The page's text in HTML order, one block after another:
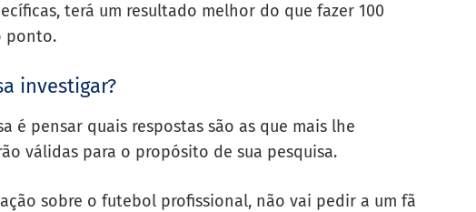
terá um resultado melhor do que fazer 100
ponto.
investigar?
é pensar quais respostas são as que mais lhe
válidas para o propósito de sua pesquisa.
sobre o futebol profissional, não vai pedir a um fã